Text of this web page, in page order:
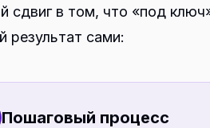
сдвиг в том, что «под
результат сами:
Пошаговый процесс